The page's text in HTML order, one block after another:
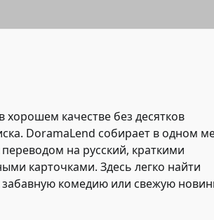
хорошем качестве без десятков
DoramaLend собирает в одном
на русский, краткими
карточками. Здесь легко найти
комедию или свежую